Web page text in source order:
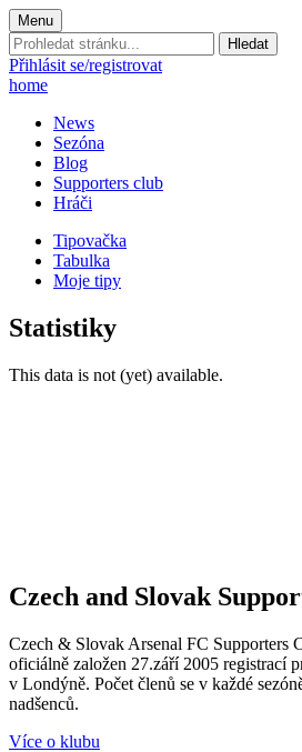
Menu
Prohledat
stránku:
Přihlásit se/registrovat
home
News
Sezóna
Blog
Supporters club
Hráči
Tipovačka
Tabulka
Moje tipy
Statistiky
This data is not (yet) available.
Czech and Slovak
Czech & Slovak Arsenal FC Supporters
oficiálně založen 27.září 2005 registrací
v Londýně. Počet členů se v každé
nadšenců.
Více o klubu